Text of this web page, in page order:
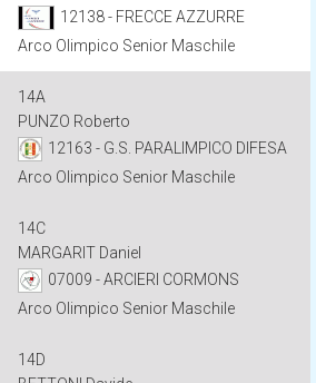
12138 - FRECCE AZZURRE
Arco Olimpico Senior Maschile
14A
PUNZO Roberto
12163 - G.S. PARALIMPICO DIFESA
Arco Olimpico Senior Maschile
14C
MARGARIT Daniel
07009 - ARCIERI CORMONS
Arco Olimpico Senior Maschile
14D